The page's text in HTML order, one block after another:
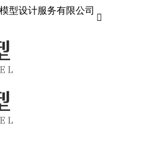
型设计服务有限公司
